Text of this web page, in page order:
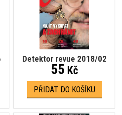
Detektor revue 2018/02
55 Kč
PŘIDAT DO KOŠÍKU